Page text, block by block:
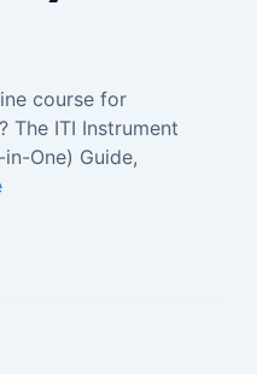
course for
The ITI Instrument
One) Guide,